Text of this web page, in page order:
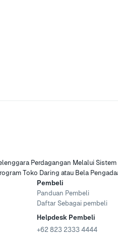
Perdagangan Melalui
Toko Daring atau Bela
Pembeli
Panduan Pembeli
Daftar Sebagai pembeli
Helpdesk Pembeli
+62 823 2333 4444